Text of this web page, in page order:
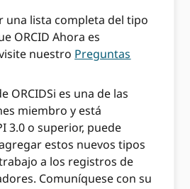
una lista completa del tipo
ORCID Ahora es
nuestro Preguntas
ORCIDSi es una de las
miembro y está
3.0 o superior, puede
estos nuevos tipos
a los registros de
Comuníquese con su